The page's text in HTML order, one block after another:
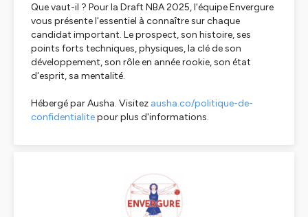
Que vaut-il ? Pour la Draft NBA 2025, l'équipe Envergure
vous présente l'essentiel à connaître sur chaque
candidat important. Le prospect, son histoire, ses
points forts techniques, physiques, la clé de son
développement, son rôle en année rookie, son état
d'esprit, sa mentalité.
Hébergé par Ausha. Visitez ausha.co/politique-de-
confidentialitepour plus d'informations.